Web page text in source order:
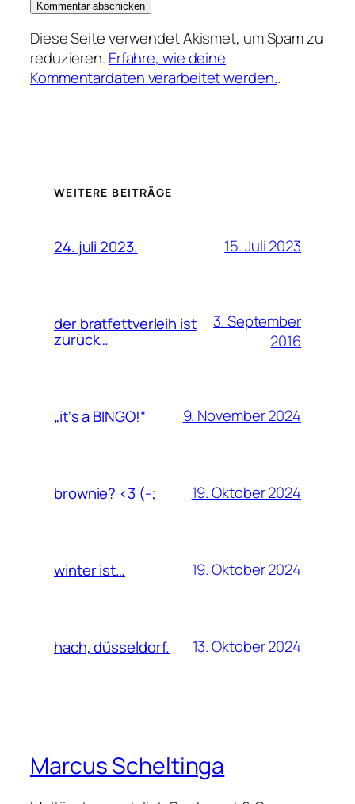
Diese Seite verwendet Akismet, um Spam zu
reduzieren. Erfahre, wie deine
Kommentardaten verarbeitet werden..
WEITERE BEITRÄGE
24. juli 2023. 15. Juli 2023
der bratfettverleih ist
zurück…
3. September
2016
„it‘s a BINGO!“ 9. November 2024
brownie? <3 (-; 19. Oktober 2024
winter ist… 19. Oktober 2024
hach, düsseldorf. 13. Oktober 2024
Marcus Scheltinga